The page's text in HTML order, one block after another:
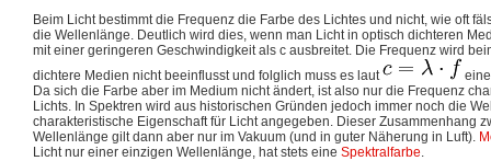
Beim Licht bestimmt die Frequenz die Farbe des Lichtes und nicht, wie oft
die Wellenlänge. Deutlich wird dies, wenn man Licht in optisch dichteren
mit einer geringeren Geschwindigkeit als c ausbreitet. Die Frequenz wird
dichtere Medien nicht beeinflusst und folglich muss es laut
Da sich die Farbe aber im Medium nicht ändert, ist also nur die Frequenz
Lichts. In Spektren wird aus historischen Gründen jedoch immer noch die
charakteristische Eigenschaft für Licht angegeben. Dieser Zusammenhang
Wellenlänge gilt dann aber nur im Vakuum (und in guter Näherung in Luft).
Licht nur einer einzigen Wellenlänge, hat stets eine Spektralfarbe.